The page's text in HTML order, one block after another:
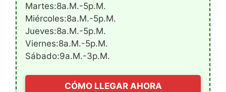
Martes:8a.m.-5p.m.
Miércoles:8a.m.-5p.m.
Jueves:8a.m.-5p.m.
Viernes:8a.m.-5p.m.
Sábado:9a.m.-3p.m.
CÓMO LLEGAR AHORA